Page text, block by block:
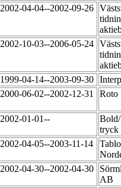
2002-04-04--2002-09-26
2002-10-03--2006-05-24
1999-04-14--2003-09-30
2000-06-02--2002-12-31 Roto
2002-01-01--
Bold/
tryck
2002-04-05--2003-11-14
2002-04-30--2002-04-30
AB